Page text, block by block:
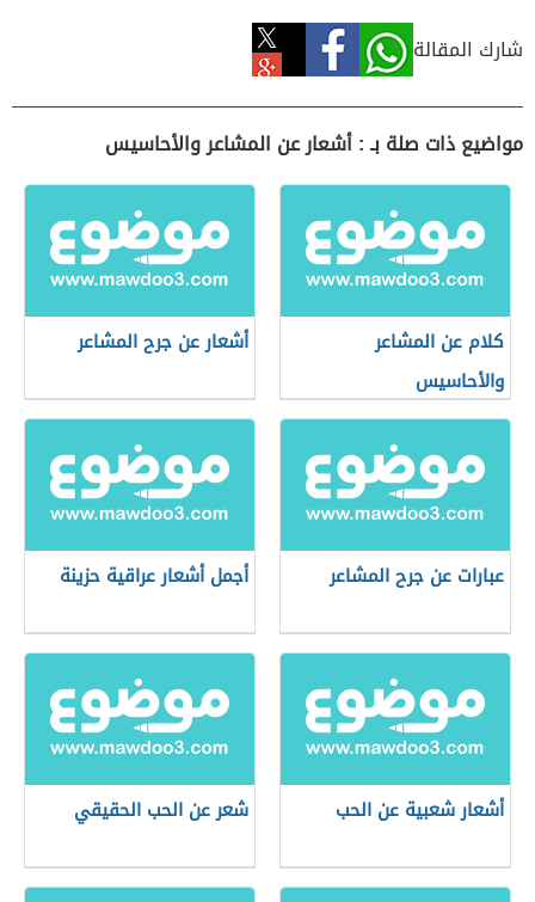
شارك المقالة
مواضيع ذات صلة بـ : أشعار عن المشاعر والأحاسيس
كلام عن المشاعر
والأحاسيس
أشعار عن جرح المشاعر
عبارات عن جرح المشاعر أجمل أشعار عراقية حزينة
أشعار شعبية عن الحب شعر عن الحب الحقيقي